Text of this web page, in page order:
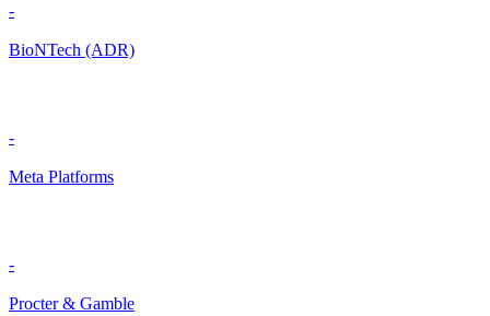
-
BioNTech (ADR)
-
Meta Platforms
-
Procter & Gamble